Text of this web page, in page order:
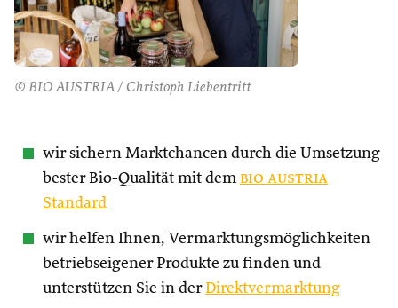
© BIO AUSTRIA / Christoph Liebentritt
wir sichern Marktchancen durch die Umsetzung
bester Bio-Qualität mit dem bio austria
Standard
wir helfen Ihnen, Vermarktungsmöglichkeiten
betriebseigener Produkte zu finden und
unterstützen Sie in derDirektvermarktung